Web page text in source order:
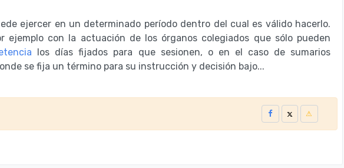
ejercer en un determinado período dentro del cual es válido hacerlo.
ejemplo con la actuación de los órganos colegiados que sólo pueden
los días fijados para que sesionen, o en el caso de sumarios
se fija un término para su instrucción y decisión bajo...